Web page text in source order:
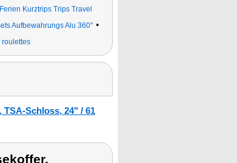
Kurztrips Trips Travel
Aufbewahrungs Alu 360° •
Schloss, 24" / 61